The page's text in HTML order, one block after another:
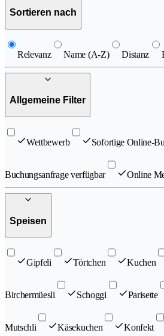
Sortieren nach
Relevanz Name (A-Z) Distanz
Allgemeine Filter
Wettbewerb Sofortige Online-
Buchungsanfrage verfügbar Online
Speisen
Gipfeli Törtchen Kuchen
Birchermüesli Schoggi Parisette
Mutschli Käsekuchen Konfekt